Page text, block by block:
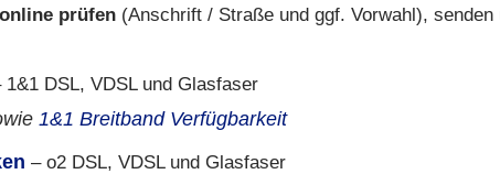
online prüfen (Anschrift / Straße und ggf. Vorwahl), senden
1&1 DSL, VDSL und Glasfaser
1&1 Breitband Verfügbarkeit
– o2 DSL, VDSL und Glasfaser